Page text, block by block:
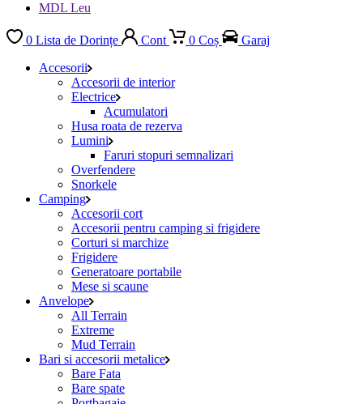
MDL Leu
0 Lista de Dorințe Cont 0 Coș
Garaj
Accesorii
Accesorii de interior
Electrice
Acumulatori
Husa roata de rezerva
Lumini
Faruri stopuri semnalizari
Overfendere
Snorkele
Camping
Accesorii cort
Accesorii pentru camping si frigidere
Corturi si marchize
Frigidere
Generatoare portabile
Mese si scaune
Anvelope
All Terrain
Extreme
Mud Terrain
Bari si accesorii metalice
Bare Fata
Bare spate